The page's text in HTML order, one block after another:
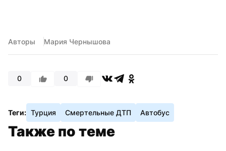
Авторы Мария Чернышова
0 0
Теги: Турция Смертельные ДТП Автобус
Также по теме